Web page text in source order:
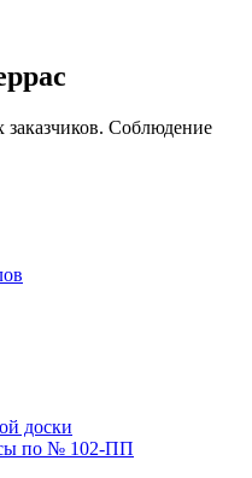
заказчиков. Соблюдение
доски
по № 102-ПП